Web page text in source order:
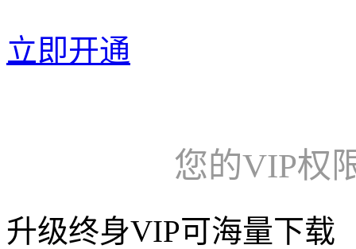
立即开通
您的VIP权
升级终身VIP可海量下载